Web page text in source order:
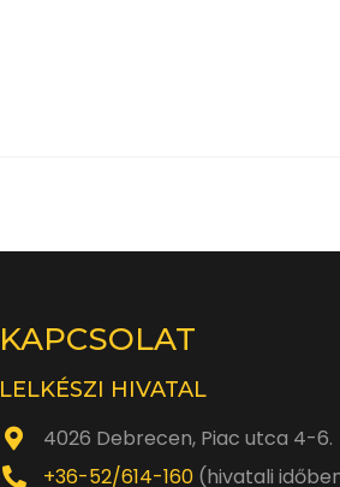
KAPCSOLAT
LELKÉSZI HIVATAL
4026 Debrecen, Piac utca 4-6.
+36-52/614-160 (hivatali